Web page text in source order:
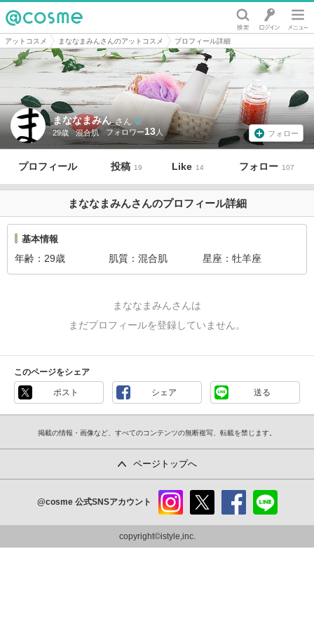
@cosme
アットコスメ まななまみんさんのアットコスメ プロフィール詳細
まななまみん さん
29歳 混合肌 13 フォロー
プロフィール 投稿 19 Like 14 フォロー 107
まななまみんさんのプロフィール詳細
基本情報
年齢 29歳 肌質 混合肌 星座 牡羊座
まななまみんさんは
まだプロフィールを登録していません。
このページをシェア
ポスト シェア 送る
掲載の情報・画像など、すべてのコンテンツの無断複写、転載を禁じます。
ページトップへ
@cosme 公式SNSアカウント
ram
copyright©istyle,inc.